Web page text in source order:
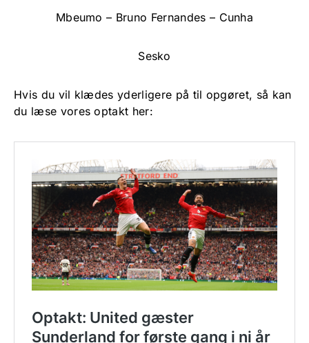
Mbeumo – Bruno Fernandes – Cunha
Sesko
Hvis du vil klædes yderligere på til opgøret, så kan
du læse vores optakt her: